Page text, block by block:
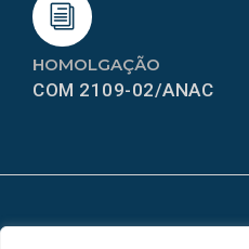
HOMOLGAÇÃO
COM 2109-02/ANAC